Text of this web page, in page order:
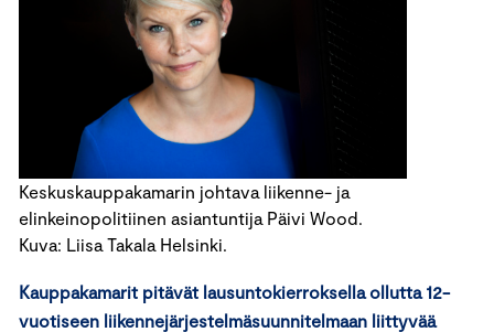
Keskuskauppakamarin johtava liikenne- ja
elinkeinopolitiinen asiantuntija Päivi Wood.
Kuva: Liisa Takala Helsinki.
Kauppakamarit pitävät lausuntokierroksella ollutta 12-
vuotiseen liikennejärjestelmäsuunnitelmaan liittyvää